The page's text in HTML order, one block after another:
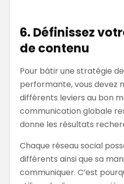
6. Définissez
de contenu
Pour bâtir une stratégie
performante, vous devez
différents leviers au bon
communication globale
donne les résultats
Chaque réseau social
différents ainsi que sa
communiquer. C’est